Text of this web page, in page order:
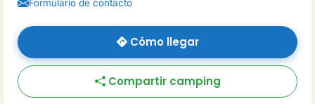
Formulario de contacto
Cómo llegar
Compartir camping